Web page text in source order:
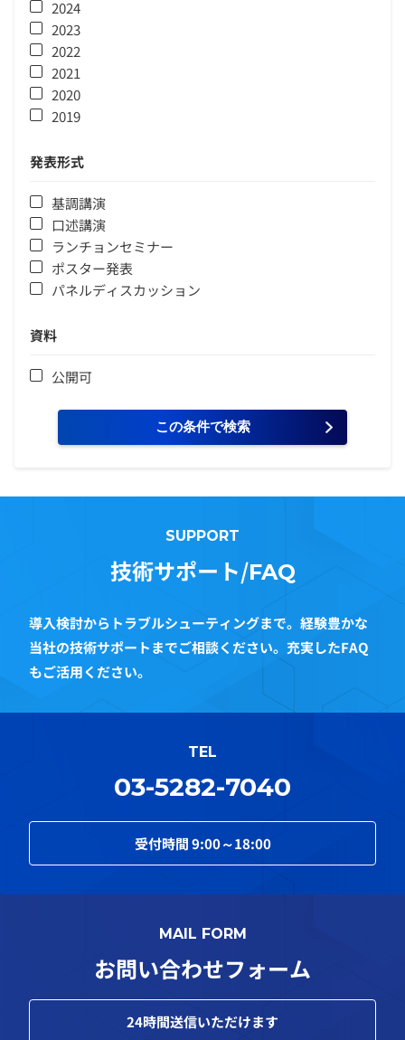
2024
2023
2022
2021
2020
2019
発表形式
基調講演
口述講演
ランチョンセミナー
ポスター発表
パネルディスカッション
資料
公開可
SUPPORT
技術サポート/FAQ
導入検討からトラブルシューティングまで。経験豊かな
当社の技術サポートまでご相談ください。充実したFAQ
もご活用ください。
TEL
03-5282-7040
受付時間9:00～18:00
MAIL FORM
お問い合わせフォーム
24時間送信いただけます